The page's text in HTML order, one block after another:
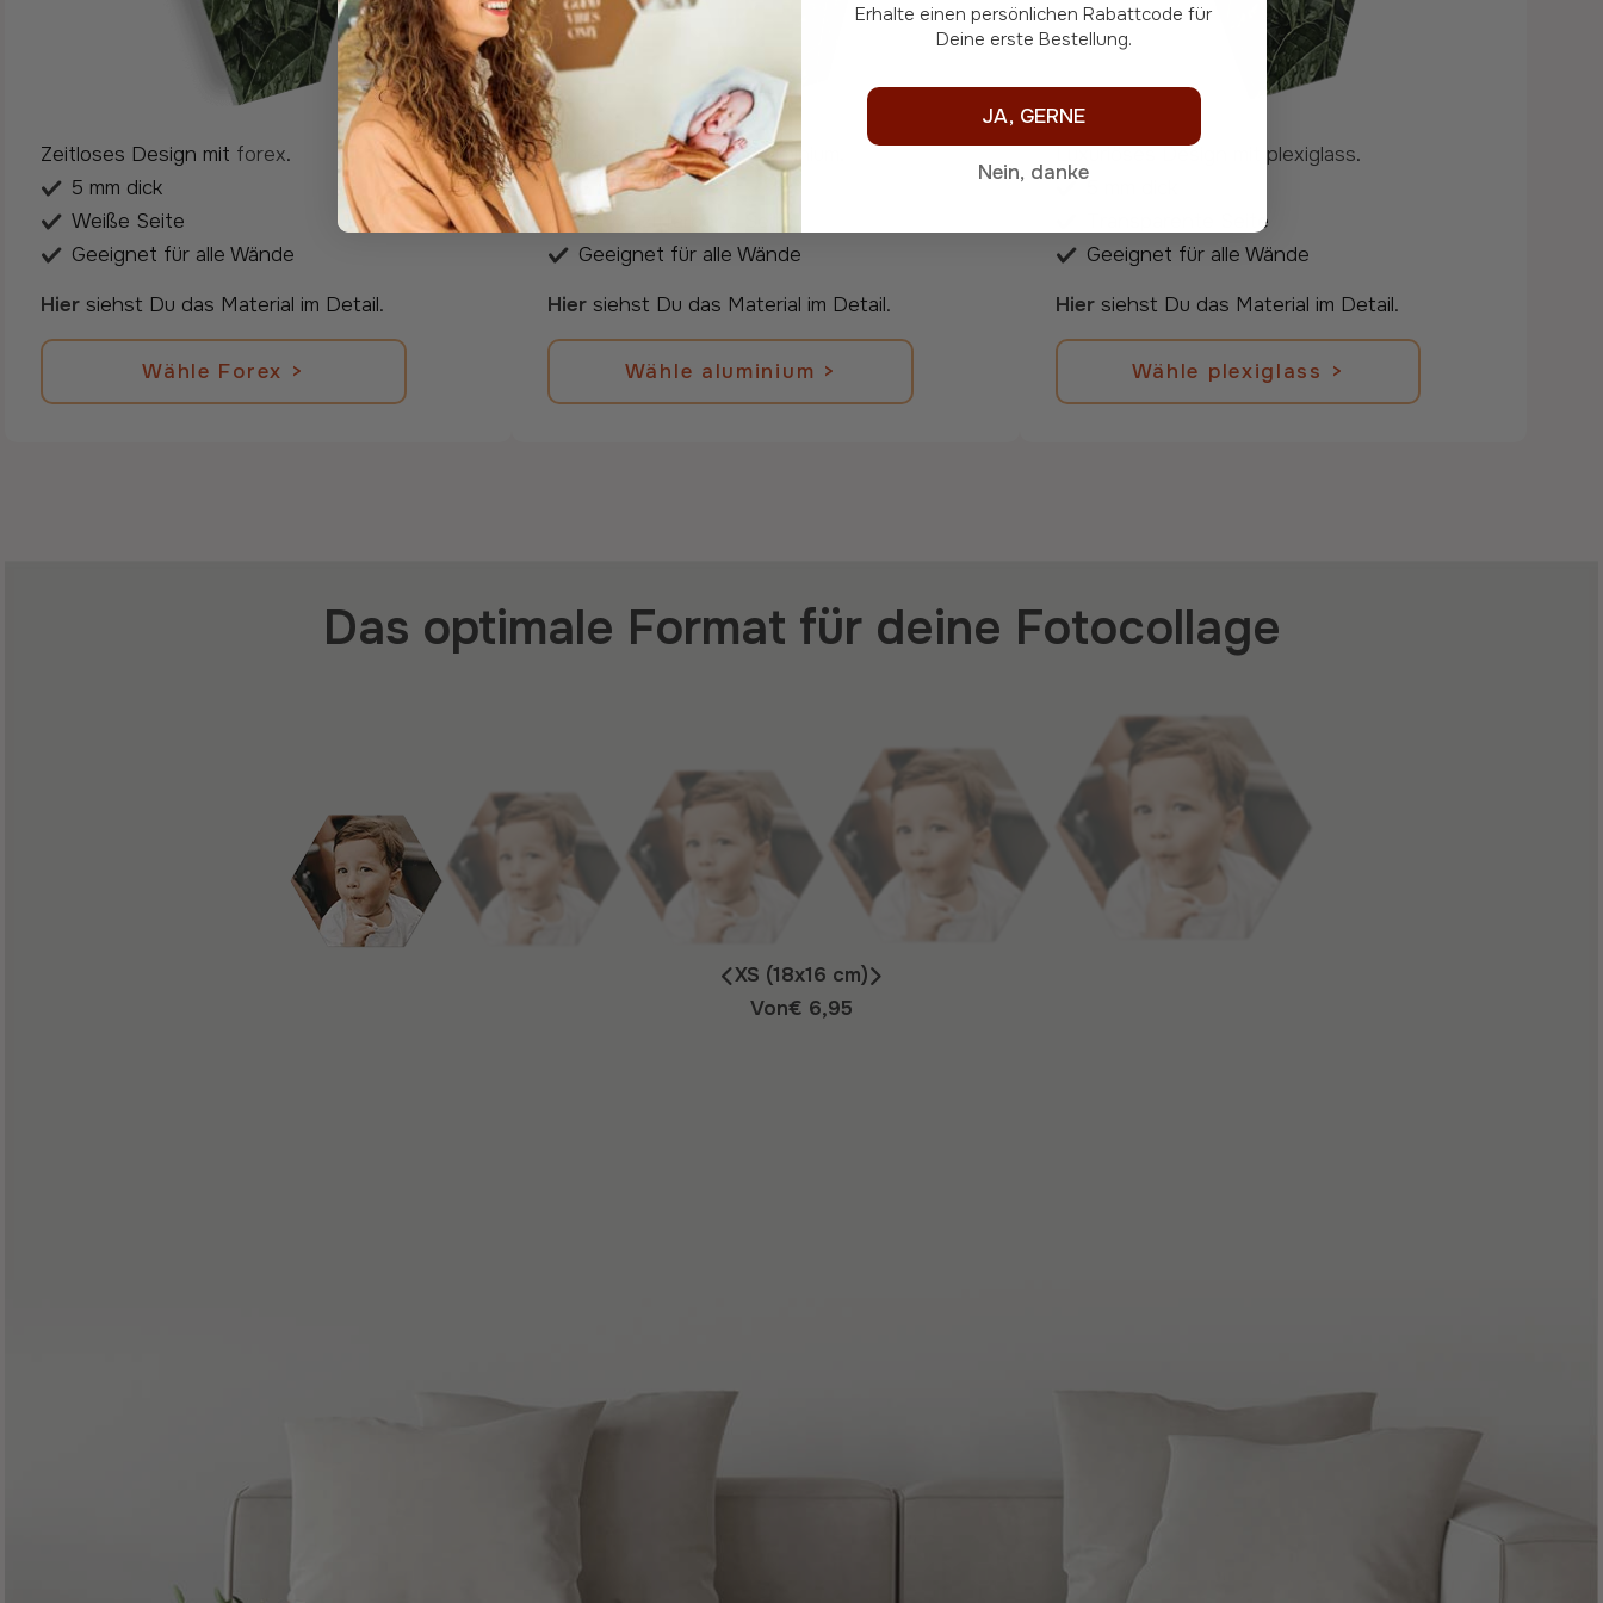
Zeitloses Design mit forex.
5 mm dick
Weiße Seite
Geeignet für alle Wände
Hier siehst Du das Material im Detail.
Wähle Forex >
Wähle forex >
Modernes Design mitaluminium
3 mm dick
Anthrazitfarbene Seite
Geeignet für alle Wände
Hier siehst Du das Material im Detail.
Wähle aluminium >
Wähle aluminium >
Luxuriöses Design mit plexiglass.
5 mm dick
Transparente Seite
Geeignet für alle Wände
Hiersiehst Du das Material im Detail.
Wähle plexiglass >
Wähle plexiglas >
Das optimale Format für deine Fotocollage
XS (18x16 cm)
Von€ 6,95
Erhalte einen persönlichen Rabattcode für
Deine erste Bestellung.
JA, GERNE
Nein, danke